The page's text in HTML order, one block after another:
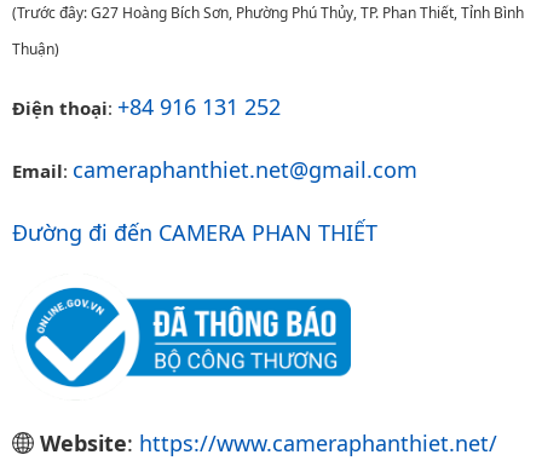
(Trước đây: G27 Hoàng Bích Sơn, Phường Phú Thủy, TP. Phan Thiết, Tỉnh Bình
Thuận)
Điện thoại: +84 916 131 252
Email: cameraphanthiet.net@gmail.com
Đường đi đến CAMERA PHAN THIẾT
Website: https://www.cameraphanthiet.net/